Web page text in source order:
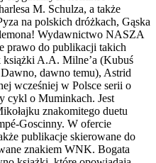
M. Schulza, a także
na polskich dróżkach, Gąska
Wydawnictwo NASZA
prawo do publikacji takich
A.A. Milne’a (Kubuś
dawno temu), Astrid
wcześniej w Polsce serii o
cykl o Muminkach. Jest
znakomitego duetu
Goscinny. W ofercie
publikacje skierowane do
znakiem WNK. Bogata